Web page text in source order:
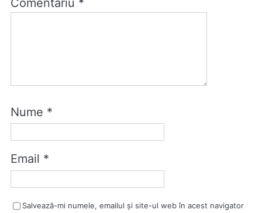
Nume *
Email *
Salvează-mi numele, emailul și site-ul web în acest navigator